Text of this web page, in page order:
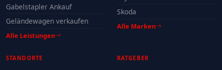
Gabelstapler Ankauf
Geländewagen verkaufen
Alle Leistungen
Skoda
Alle Marken
STANDORTE RATGEBER